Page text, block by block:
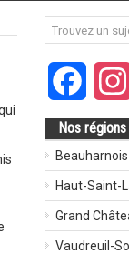
Nos régions
Haut-Saint-
Grand
Vaudreuil-